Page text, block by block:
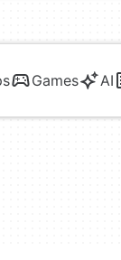
Games AI